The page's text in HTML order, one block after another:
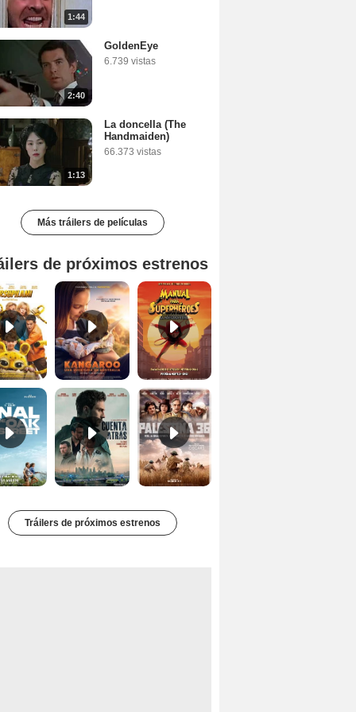
1:44
2:40
GoldenEye
6.739 vistas
1:13
La doncella (The
Handmaiden)
66.373 vistas
Más tráilers de películas
de próximos estrenos
Marsupilami Tráiler Kangaroo: Una aventura en Australia Tráiler Manual para superhéroes: La máscara roja Tráiler
El final de Oak Street Tráiler Cuentra atrás Tráiler Palestina 36 Tráiler VOSE
Tráilers de próximos estrenos